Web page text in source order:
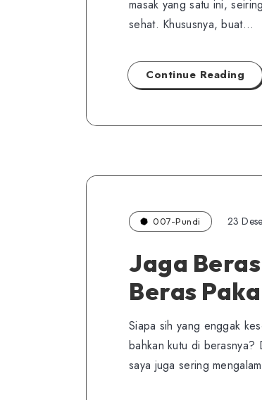
masak yang satu ini,
sehat. Khususnya, buat…
Continue Reading
007-Pundi 23
Jaga
Beras
Siapa sih yang enggak
bahkan kutu di berasnya?
saya juga sering